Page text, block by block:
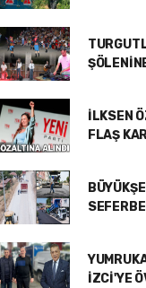
İLKSEN
FLAŞ
İZCİ'YE